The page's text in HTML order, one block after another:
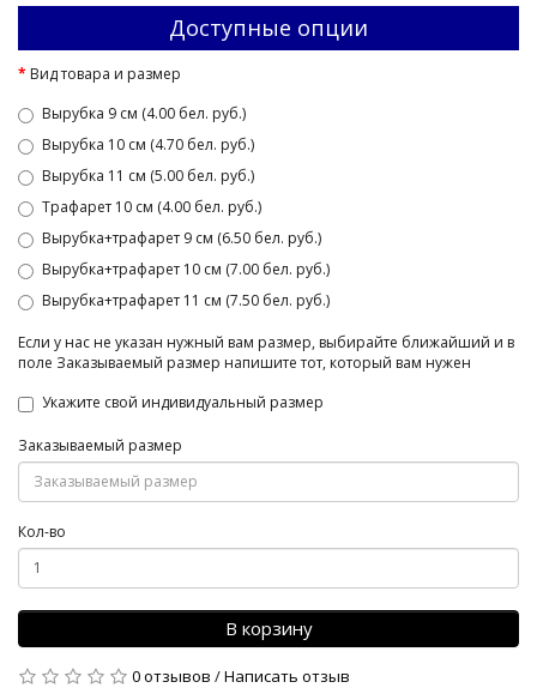
Доступные опции
Вид товара и размер
Вырубка 9 см (4.00 бел. руб.)
Вырубка 10 см (4.70 бел. руб.)
Вырубка 11 см (5.00 бел. руб.)
Трафарет 10 см (4.00 бел. руб.)
Вырубка+трафарет 9 см (6.50 бел. руб.)
Вырубка+трафарет 10 см (7.00 бел. руб.)
Вырубка+трафарет 11 см (7.50 бел. руб.)
Если у нас не указан нужный вам размер, выбирайте ближайший и в
поле Заказываемый размер напишите тот, который вам нужен
Укажите свой индивидуальный размер
Заказываемый размер
Кол-во
В корзину
0 отзывов /Написать отзыв